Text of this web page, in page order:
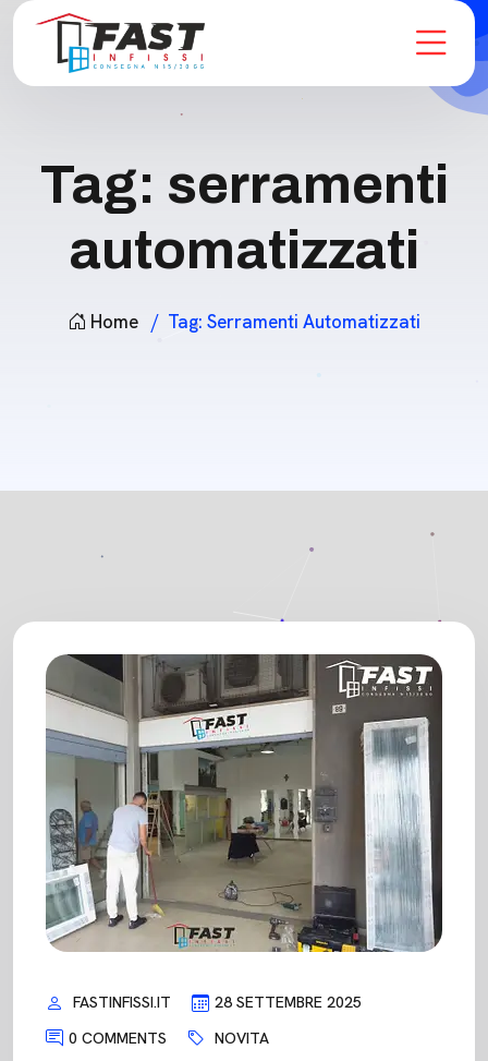
Tag: serramenti
automatizzati
Home Tag: Serramenti Automatizzati
FASTINFISSI.IT
28 SETTEMBRE 2025
0 COMMENTS
NOVITA